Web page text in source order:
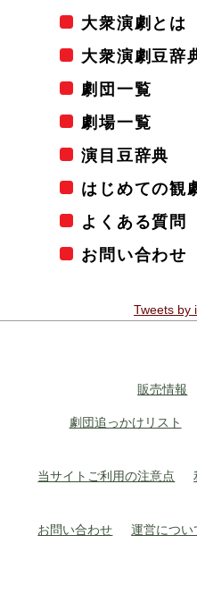
大衆演劇とは
大衆演劇豆辞
劇団一覧
劇場一覧
演目豆辞典
はじめての観
よくある質問
お問い合わせ
Tweets by
販売情報
劇団追っかけリスト
当サイトご利用の注意点
お問い合わせ 運営につい